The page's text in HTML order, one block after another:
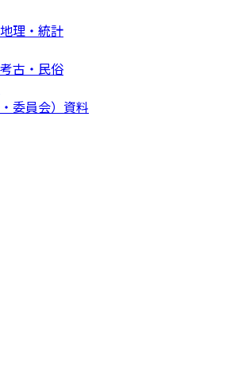
理・統計
古・民俗
委員会）資料